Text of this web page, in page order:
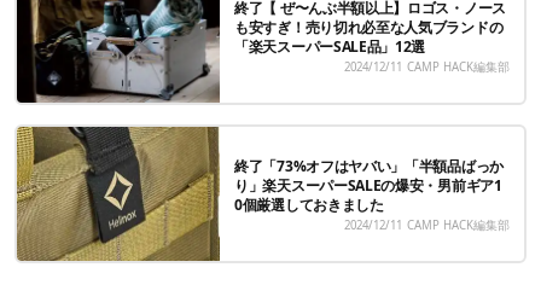
終了【 ぜ〜んぶ半額以上】ロゴス・ノース
も安すぎ！売り切れ必至な人気ブランドの
「楽天スーパーSALE品」12選
2024/12/11 CAMP HACK編集部
終了「73%オフはヤバい」「半額品ばっか
り」楽天スーパーSALEの爆安・男前ギア1
0個厳選しておきました
2024/12/11 CAMP HACK編集部